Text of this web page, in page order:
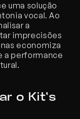
uma solução
vocal. Ao
a
imprecisões
economiza
a performance
o Kit's